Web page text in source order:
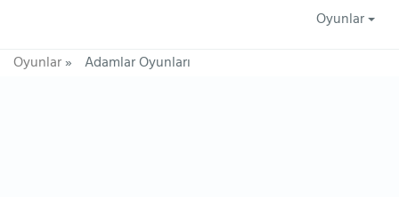
Oyunlar
Oyunlar» Adamlar Oyunları